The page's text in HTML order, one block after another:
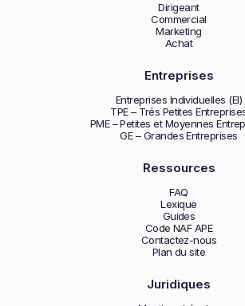
Dirigeant
Commercial
Marketing
Achat
Entreprises
Entreprises Individuelles (EI)
TPE – Trés Petites
PME – Petites et Moyennes
GE – Grandes Entreprises
Ressources
FAQ
Lexique
Guides
Code NAF APE
Contactez-nous
Plan du site
Juridiques